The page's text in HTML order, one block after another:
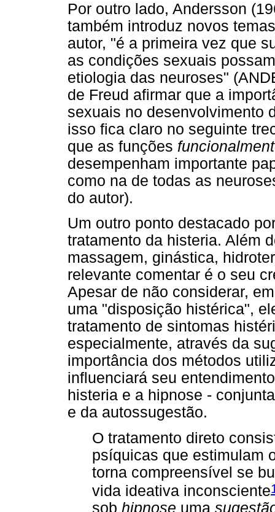
Por outro lado, Andersson
também introduz novos
autor, "é a primeira vez que
as condições sexuais
etiologia das neuroses"
de Freud afirmar que a
sexuais no desenvolvimento
isso fica claro no seguinte
que as funções
desempenham importante
como na de todas as
do autor).
Um outro ponto destacado
tratamento da histeria. Além
massagem, ginástica,
relevante comentar é o seu
Apesar de não considerar,
uma "disposição histérica",
tratamento de sintomas
especialmente, através da
importância dos métodos
influenciará seu
histeria e a hipnose -
e da autossugestão.
O tratamento direto
psíquicas que estimulam
torna compreensível se
vida ideativa inconsciente
sob hipnose uma